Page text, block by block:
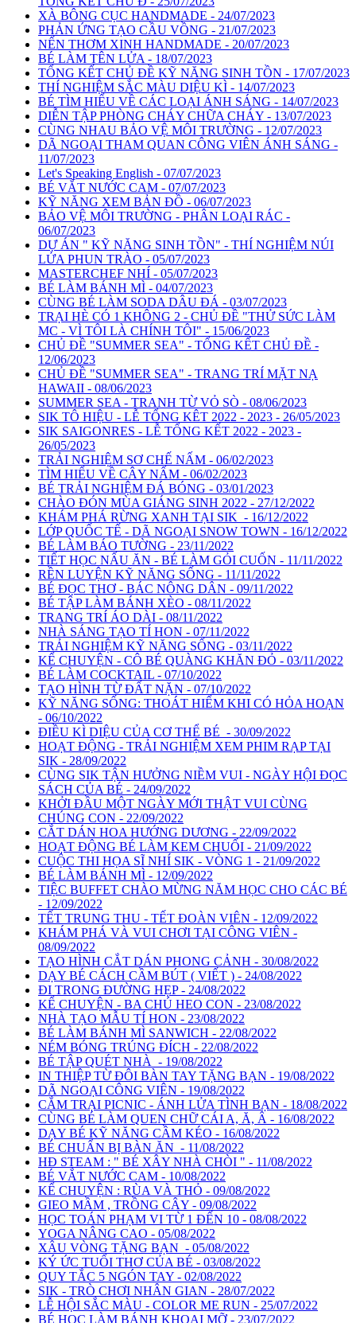
XÀ BÔNG CỤC HANDMADE - 24/07/2023
PHẢN ỨNG TẠO CẦU VỒNG - 21/07/2023
NẾN THƠM XINH HANDMADE - 20/07/2023
BÉ LÀM TÊN LỬA - 18/07/2023
TỔNG KẾT CHỦ ĐỀ KỸ NĂNG SINH TỒN - 17/07/2023
THÍ NGHIỆM SẮC MÀU DIỆU KÌ - 14/07/2023
BÉ TÌM HIỂU VỀ CÁC LOẠI ÁNH SÁNG - 14/07/2023
DIỄN TẬP PHÒNG CHÁY CHỮA CHÁY - 13/07/2023
CÙNG NHAU BẢO VỆ MÔI TRƯỜNG - 12/07/2023
DÃ NGOẠI THAM QUAN CÔNG VIÊN ÁNH SÁNG -
11/07/2023
Let's Speaking English - 07/07/2023
BÉ VẮT NƯỚC CAM - 07/07/2023
KỸ NĂNG XEM BẢN ĐỒ - 06/07/2023
BẢO VỆ MÔI TRƯỜNG - PHÂN LOẠI RÁC -
06/07/2023
DỰ ÁN " KỸ NĂNG SINH TỒN" - THÍ NGHIỆM NÚI
LỬA PHUN TRÀO - 05/07/2023
MASTERCHEF NHÍ - 05/07/2023
BÉ LÀM BÁNH MÌ - 04/07/2023
CÙNG BÉ LÀM SODA DÂU ĐÁ - 03/07/2023
TRẠI HÈ CÓ 1 KHÔNG 2 - CHỦ ĐỀ "THỬ SỨC LÀM
MC - VÌ TÔI LÀ CHÍNH TÔI" - 15/06/2023
CHỦ ĐỀ "SUMMER SEA" - TỔNG KẾT CHỦ ĐỀ -
12/06/2023
CHỦ ĐỀ "SUMMER SEA" - TRANG TRÍ MẶT NẠ
HAWAII - 08/06/2023
SUMMER SEA - TRANH TỪ VỎ SÒ - 08/06/2023
SIK TÔ HIỆU - LỄ TỔNG KÊT 2022 - 2023 - 26/05/2023
SIK SAIGONRES - LỄ TỔNG KẾT 2022 - 2023 -
26/05/2023
TRẢI NGHIỆM SƠ CHẾ NẤM - 06/02/2023
TÌM HIỂU VỀ CÂY NẤM - 06/02/2023
BÉ TRẢI NGHIỆM ĐÁ BÓNG - 03/01/2023
CHÀO ĐÓN MÙA GIÁNG SINH 2022 - 27/12/2022
KHÁM PHÁ RỪNG XANH TẠI SIK - 16/12/2022
LỚP QUỐC TẾ - DÃ NGOẠI SNOW TOWN - 16/12/2022
BÉ LÀM BÁO TƯỜNG - 23/11/2022
TIẾT HỌC NẤU ĂN - BÉ LÀM GỎI CUỐN - 11/11/2022
RỀN LUYỆN KỸ NĂNG SỐNG - 11/11/2022
BÉ ĐỌC THƠ - BÁC NÔNG DÂN - 09/11/2022
BÉ TẬP LÀM BÁNH XÈO - 08/11/2022
TRANG TRÍ ÁO DÀI - 08/11/2022
NHÀ SÁNG TẠO TÍ HON - 07/11/2022
TRẢI NGHIỆM KỸ NĂNG SỐNG - 03/11/2022
KỂ CHUYỆN - CÔ BÉ QUÀNG KHĂN ĐỎ - 03/11/2022
BÉ LÀM COCKTAIL - 07/10/2022
TẠO HÌNH TỪ ĐẤT NẶN - 07/10/2022
KỸ NĂNG SỐNG: THOÁT HIỂM KHI CÓ HỎA HOẠN
- 06/10/2022
ĐIỀU KÌ DIỆU CỦA CƠ THỂ BÉ - 30/09/2022
HOẠT ĐỘNG - TRẢI NGHIỆM XEM PHIM RẠP TẠI
SIK - 28/09/2022
CÙNG SIK TẬN HƯỞNG NIỀM VUI - NGÀY HỘI ĐỌC
SÁCH CỦA BÉ - 24/09/2022
KHỞI ĐẦU MỘT NGÀY MỚI THẬT VUI CÙNG
CHÚNG CON - 22/09/2022
CẮT DÁN HOA HƯỚNG DƯƠNG - 22/09/2022
HOẠT ĐỘNG BÉ LÀM KEM CHUỐI - 21/09/2022
CUỘC THI HỌA SĨ NHÍ SIK - VÒNG 1 - 21/09/2022
BÉ LÀM BÁNH MÌ - 12/09/2022
TIỆC BUFFET CHÀO MỪNG NĂM HỌC CHO CÁC BÉ
- 12/09/2022
TẾT TRUNG THU - TẾT ĐOÀN VIÊN - 12/09/2022
KHÁM PHÁ VÀ VUI CHƠI TẠI CÔNG VIÊN -
08/09/2022
TẠO HÌNH CẮT DÁN PHONG CẢNH - 30/08/2022
DẠY BÉ CÁCH CẦM BÚT ( VIẾT ) - 24/08/2022
ĐI TRONG ĐƯỜNG HẸP - 24/08/2022
KỂ CHUYỆN - BA CHÚ HEO CON - 23/08/2022
NHÀ TẠO MẪU TÍ HON - 23/08/2022
BÉ LÀM BÁNH MÌ SANWICH - 22/08/2022
NÉM BÓNG TRÚNG ĐÍCH - 22/08/2022
BÉ TẬP QUÉT NHÀ - 19/08/2022
IN THIỆP TỪ ĐÔI BÀN TAY TẶNG BẠN - 19/08/2022
DÃ NGOẠI CÔNG VIÊN - 19/08/2022
CẮM TRẠI PICNIC - ÁNH LỬA TÌNH BẠN - 18/08/2022
CÙNG BÉ LÀM QUEN CHỮ CÁI A, Ă, Â - 16/08/2022
DẠY BÉ KỸ NĂNG CẦM KÉO - 16/08/2022
BÉ CHUẨN BỊ BÀN ĂN - 11/08/2022
HĐ STEAM : " BÉ XÂY NHÀ CHÒI " - 11/08/2022
BÉ VẮT NƯỚC CAM - 10/08/2022
KỂ CHUYỆN : RÙA VÀ THỎ - 09/08/2022
GIEO MẦM , TRỒNG CÂY - 09/08/2022
HỌC TOÁN PHẠM VI TỪ 1 ĐẾN 10 - 08/08/2022
YOGA NÂNG CAO - 05/08/2022
XÂU VÒNG TẶNG BẠN - 05/08/2022
KÝ ỨC TUỔI THƠ CỦA BÉ - 03/08/2022
QUY TẮC 5 NGÓN TAY - 02/08/2022
SIK - TRÒ CHƠI NHÂN GIAN - 28/07/2022
LỄ HỘI SẮC MÀU - COLOR ME RUN - 25/07/2022
BÉ HỌC LÀM BÁNH KHOAI MỠ - 23/07/2022